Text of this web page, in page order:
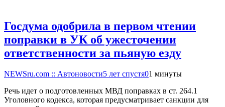
Госдума одобрила в первом чтении
поправки в УК об ужесточении
ответственности за пьяную езду
NEWSru.com :: Автоновости5 лет спустя01 минуты
Речь идет о подготовленных МВД поправках в ст. 264.1
Уголовного кодекса, которая предусматривает санкции для